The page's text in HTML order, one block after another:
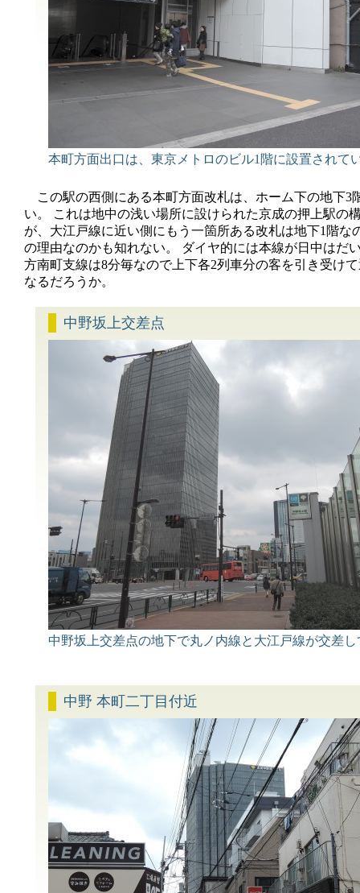
本町方面出口は、東京メトロのビル1階に設置されて
この駅の西側にある本町方面改札は、ホーム下の地下3
い。 これは地中の浅い場所に設けられた京成の押上駅の
が、大江戸線に近い側にもう一箇所ある改札は地下1階な
の理由なのかも知れない。 ダイヤ的には本線が日中はだ
方南町支線は8分毎なので上下各2列車分の客を引き受け
なるだろうか。
中野坂上交差点
中野坂上交差点の地下で丸ノ内線と大江戸線が交差し
中野 本町二丁目付近